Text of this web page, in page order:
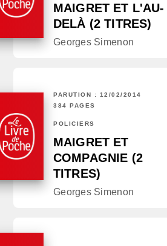
MAIGRET ET L'AU-
DELÀ (2 TITRES)
Georges Simenon
PARUTION : 12/02/2014
384 PAGES
POLICIERS
MAIGRET ET
COMPAGNIE (2
TITRES)
Georges Simenon